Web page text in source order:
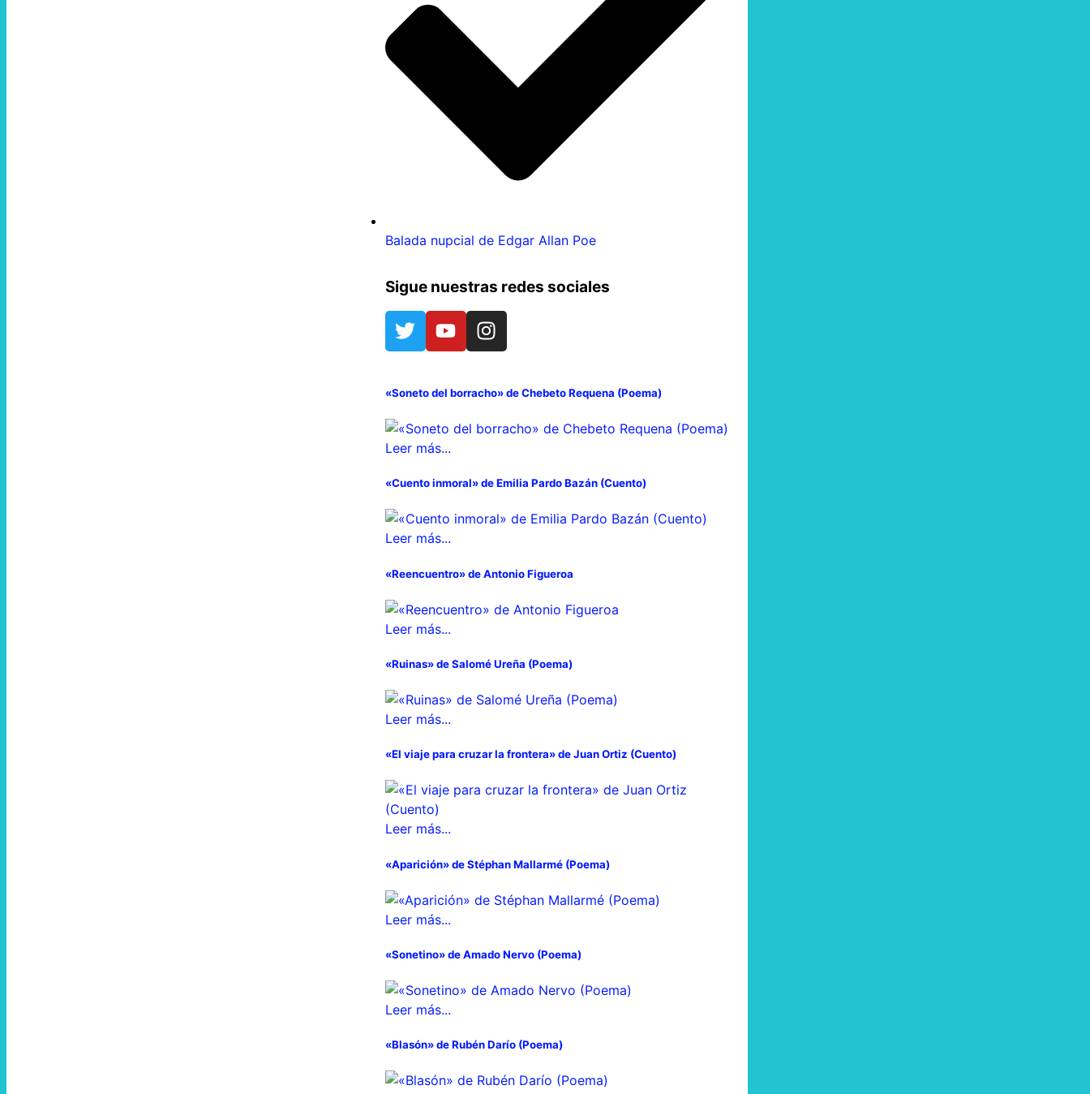
Balada nupcial de Edgar Allan Poe
Sigue nuestras redes sociales
«Soneto del borracho» de Chebeto Requena (Poema)
Leer más...
«Cuento inmoral» de Emilia Pardo Bazán (Cuento)
Leer más...
«Reencuentro» de Antonio Figueroa
Leer más...
«Ruinas» de Salomé Ureña (Poema)
Leer más...
«El viaje para cruzar la frontera» de Juan Ortiz (Cuento)
Leer más...
«Aparición» de Stéphan Mallarmé (Poema)
Leer más...
«Sonetino» de Amado Nervo (Poema)
Leer más...
«Blasón» de Rubén Darío (Poema)